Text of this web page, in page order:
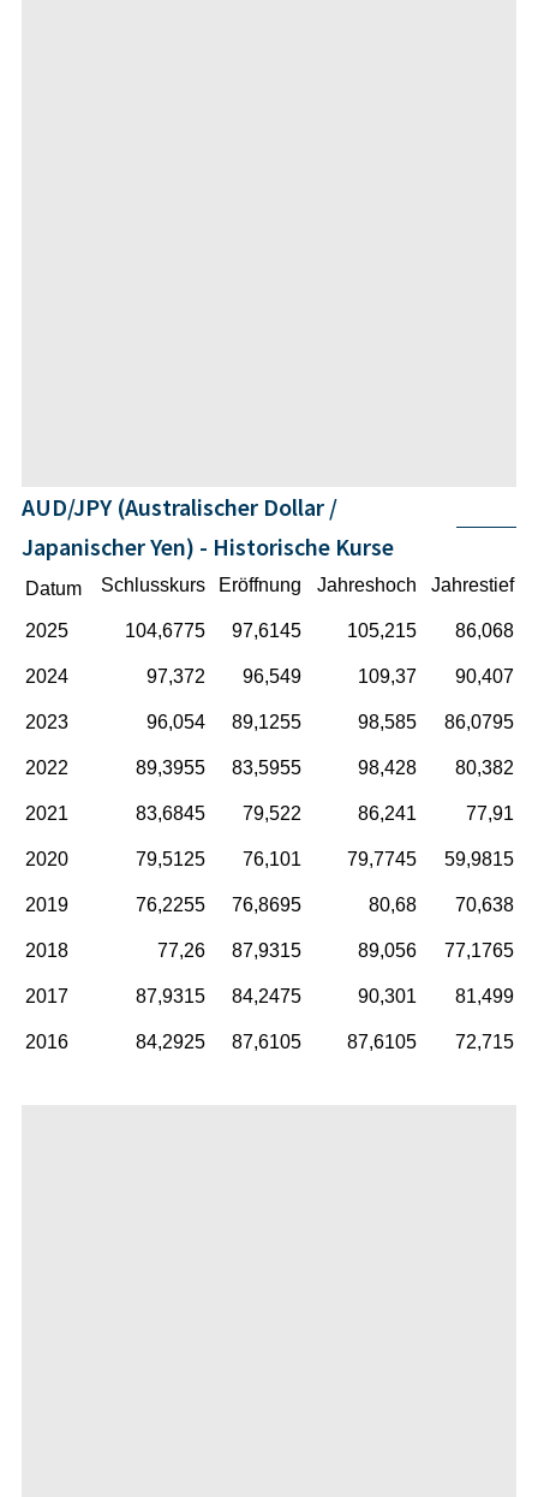
AUD/JPY (Australischer Dollar /
Japanischer Yen) - Historische Kurse
Datum Schlusskurs Eröffnung Jahreshoch Jahrestief
2025 104,6775 97,6145 105,215 86,068
2024 97,372 96,549 109,37 90,407
2023 96,054 89,1255 98,585 86,0795
2022 89,3955 83,5955 98,428 80,382
2021 83,6845 79,522 86,241 77,91
2020 79,5125 76,101 79,7745 59,9815
2019 76,2255 76,8695 80,68 70,638
2018 77,26 87,9315 89,056 77,1765
2017 87,9315 84,2475 90,301 81,499
2016 84,2925 87,6105 87,6105 72,715